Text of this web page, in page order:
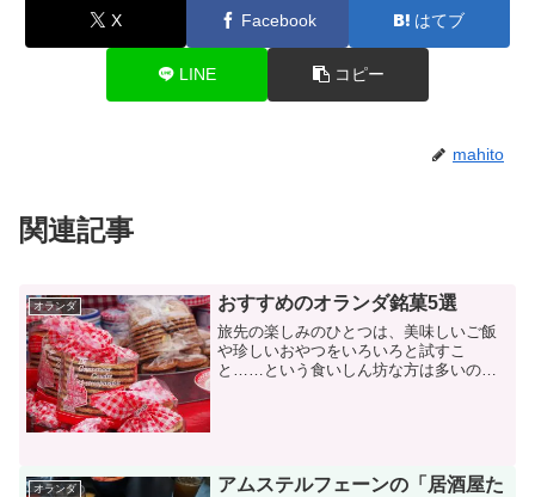
X Facebook はてブ
LINE コピー
mahito
関連記事
オランダ おすすめのオランダ銘菓5選
旅先の楽しみのひとつは、美味しいご飯
や珍しいおやつをいろいろと試すこ
と……という食いしん坊な方は多いので
オランダ
アムステルフェーンの「居酒屋た